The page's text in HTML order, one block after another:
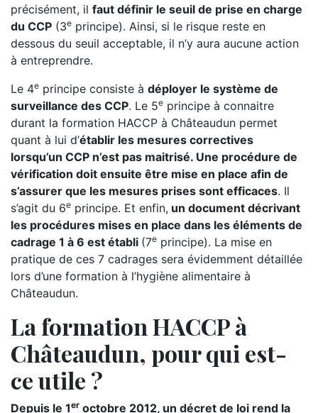
précisément, il faut définir le seuil de prise en charge
du CCP (3e principe). Ainsi, si le risque reste en
dessous du seuil acceptable, il n’y aura aucune action
à entreprendre.
Le 4e principe consiste à déployer le système de
surveillance des CCP. Le 5e principe à connaitre
durant la formation HACCP à Châteaudun permet
quant à lui d’établir les mesures correctives
lorsqu’un CCP n’est pas maitrisé. Une procédure de
vérification doit ensuite être mise en place afin de
s’assurer que les mesures prises sont efficaces. Il
s’agit du 6e principe. Et enfin, un document décrivant
les procédures mises en place dans les éléments de
cadrage 1 à 6 est établi (7e principe). La mise en
pratique de ces 7 cadrages sera évidemment détaillée
lors d’une formation à l’hygiène alimentaire à
Châteaudun.
La formation HACCP à
Châteaudun, pour qui est-
ce utile ?
Depuis le 1er octobre 2012, un décret de loi rend la